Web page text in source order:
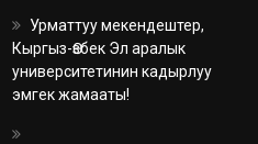
Урматтуу мекендештер,
Кыргыз-Өзбек Эл аралык
университетинин кадырлуу
эмгек жамааты!